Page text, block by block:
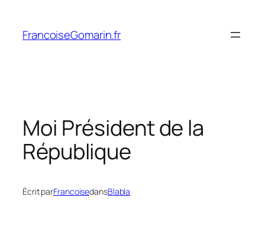
contenu
FrancoiseGomarin.fr
Moi Président de la
République
Écrit parFrancoisedansBlabla